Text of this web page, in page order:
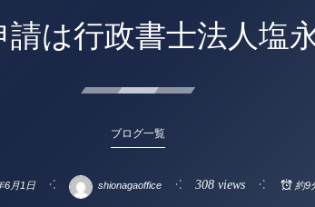
は行政書士法人塩
ブログ一覧
6月1日 shionagaoffice 308 views 約9